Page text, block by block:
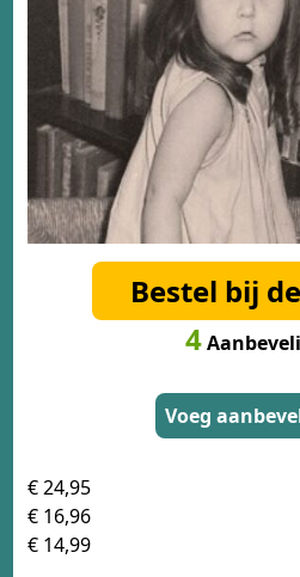
Bestel bij
4
Voeg
€ 24,95
€ 16,96
€ 14,99